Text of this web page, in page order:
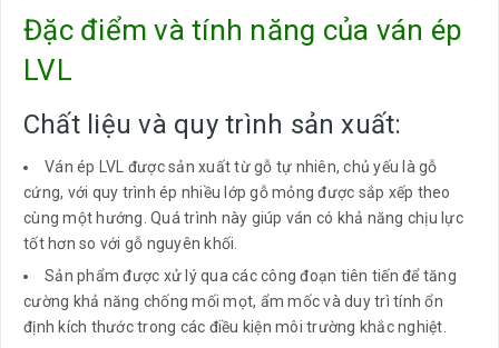
Đặc điểm và tính năng của ván ép
LVL
Chất liệu và quy trình sản xuất:
Ván ép LVL được sản xuất từ gỗ tự nhiên, chủ yếu là gỗ
cứng, với quy trình ép nhiều lớp gỗ mỏng được sắp xếp theo
cùng một hướng. Quá trình này giúp ván có khả năng chịu lực
tốt hơn so với gỗ nguyên khối.
Sản phẩm được xử lý qua các công đoạn tiên tiến để tăng
cường khả năng chống mối mọt, ẩm mốc và duy trì tính ổn
định kích thước trong các điều kiện môi trường khắc nghiệt.